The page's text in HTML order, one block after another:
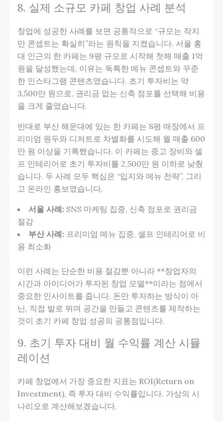
8. 실제 소규모 카페 창업 사례 분석
창업에 성공한 사례를 보면 공통적으로 “규모는 작지
만 콘셉트는 확실히”라는 원칙을 지켰습니다. 서울 홍
대 인근의 한 카페는 9평 규모로 시작해 첫해 매출 1억
원을 달성했는데, 이유는 독특한 메뉴 콘셉트와 꾸준
한 인스타그램 콘텐츠였습니다. 초기 투자비는 약
3,500만 원으로, 권리금 없는 신축 점포를 선택해 비용
을 크게 줄였습니다.
반대로 부산 해운대에 있는 한 카페는 8평 매장에서 프
리미엄 원두와 디저트로 차별화를 시도해 월 매출 600
만 원 이상을 기록했습니다. 이 카페는 중고 장비와 셀
프 인테리어로 초기 투자비를 2,500만 원 이하로 낮췄
습니다. 두 사례 모두 핵심은 “입지와 메뉴 전략”, 그리
고 온라인 홍보였습니다.
서울 사례:SNS 마케팅 집중, 신축 점포로 권리금
절감
부산 사례:프리미엄 메뉴 집중, 셀프 인테리어로 비
용 최소화
이런 사례는 단순한 비용 절감뿐 아니라 **창업자의
시간과 아이디어가 투자된 창업 모델**이라는 점에서
중요한 인사이트를 줍니다. 돈만 투자하는 방식이 아
닌, 직접 발로 뛰며 공간을 만들고 콘텐츠를 제작하는
것이 초기 카페 창업 성공의 공통점입니다.
9. 초기 투자 대비 월 수익률 계산 시뮬
레이션
카페 창업에서 가장 중요한 지표는 ROI(Return on
Investment), 즉 투자 대비 수익률입니다. 가상의 시
나리오로 계산해보겠습니다.